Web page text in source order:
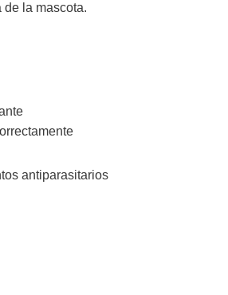
la mascota.
antiparasitarios